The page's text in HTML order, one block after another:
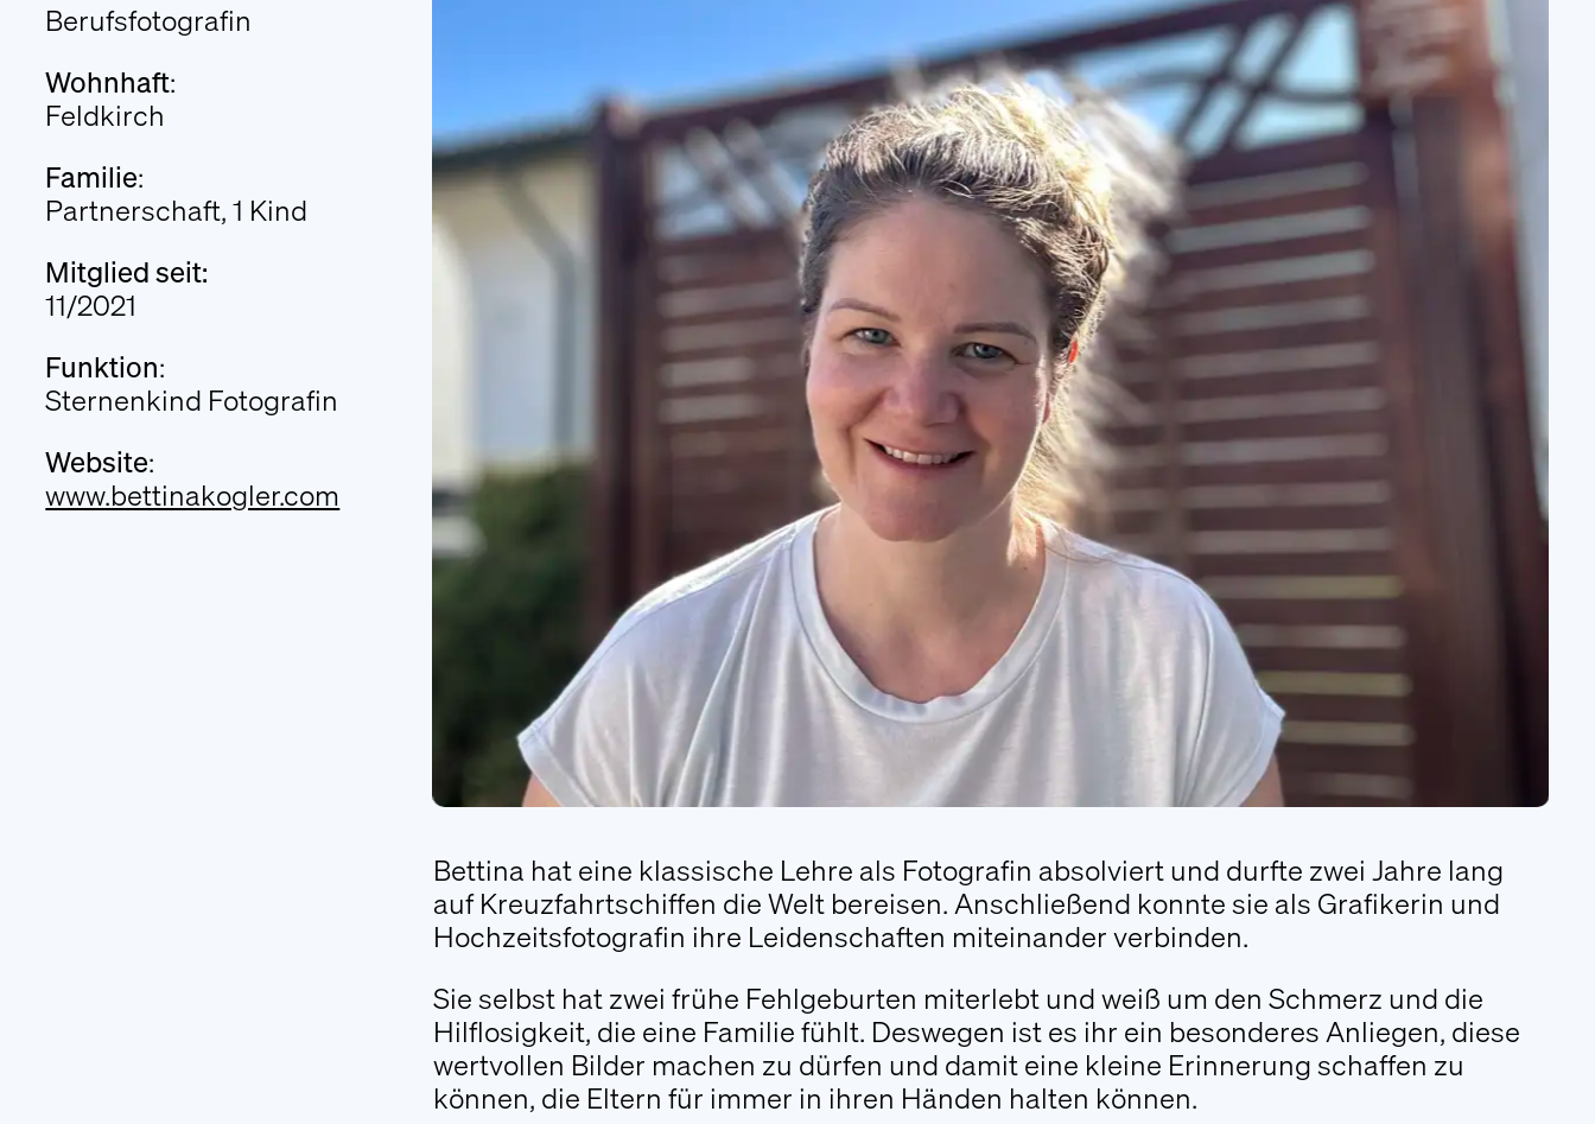
An Stern für a Sternle
Trauerwanderung
Literatur
Presseberichte
FAQ
An Stern für a Sternle
Trauerwanderung
Wir laden Eltern von Sternenkindern ein, in
der Natur Kraft zu schöpfen, dem Schmerz
Raum zu geben und ihrem Kind in liebevoller
Verbundenheit nahe zu sein.
Trauerwanderung
Newsletter
Mit unserem Newsletter halten wir Sie über
aktuelle News, Veranstaltungen und
Aktivitäten auf dem Laufenden.
Anmelden
Folgen Sie uns
Berufsfotografin
Wohnhaft:
Feldkirch
Familie:
Partnerschaft, 1 Kind
Mitglied seit:
11/2021
Funktion:
Sternenkind Fotografin
Website:
www.bettinakogler.com
Bettina hat eine klassische Lehre als Fotografin absolviert und durfte zwei Jahre lang
auf Kreuzfahrtschiffen die Welt bereisen. Anschließend konnte sie als Grafikerin und
Hochzeitsfotografin ihre Leidenschaften miteinander verbinden.
Sie selbst hat zwei frühe Fehlgeburten miterlebt und weiß um den Schmerz und die
Hilflosigkeit, die eine Familie fühlt. Deswegen ist es ihr ein besonderes Anliegen, diese
wertvollen Bilder machen zu dürfen und damit eine kleine Erinnerung schaffen zu
können, die Eltern für immer in ihren Händen halten können.